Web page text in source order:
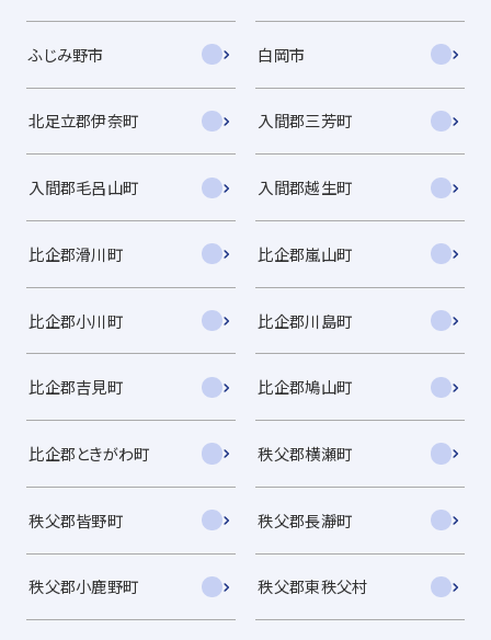
ふじみ野市 白岡市
北足立郡伊奈町 入間郡三芳町
入間郡毛呂山町 入間郡越生町
比企郡滑川町 比企郡嵐山町
比企郡小川町 比企郡川島町
比企郡吉見町 比企郡鳩山町
比企郡ときがわ町 秩父郡横瀬町
秩父郡皆野町 秩父郡長瀞町
秩父郡小鹿野町 秩父郡東秩父村